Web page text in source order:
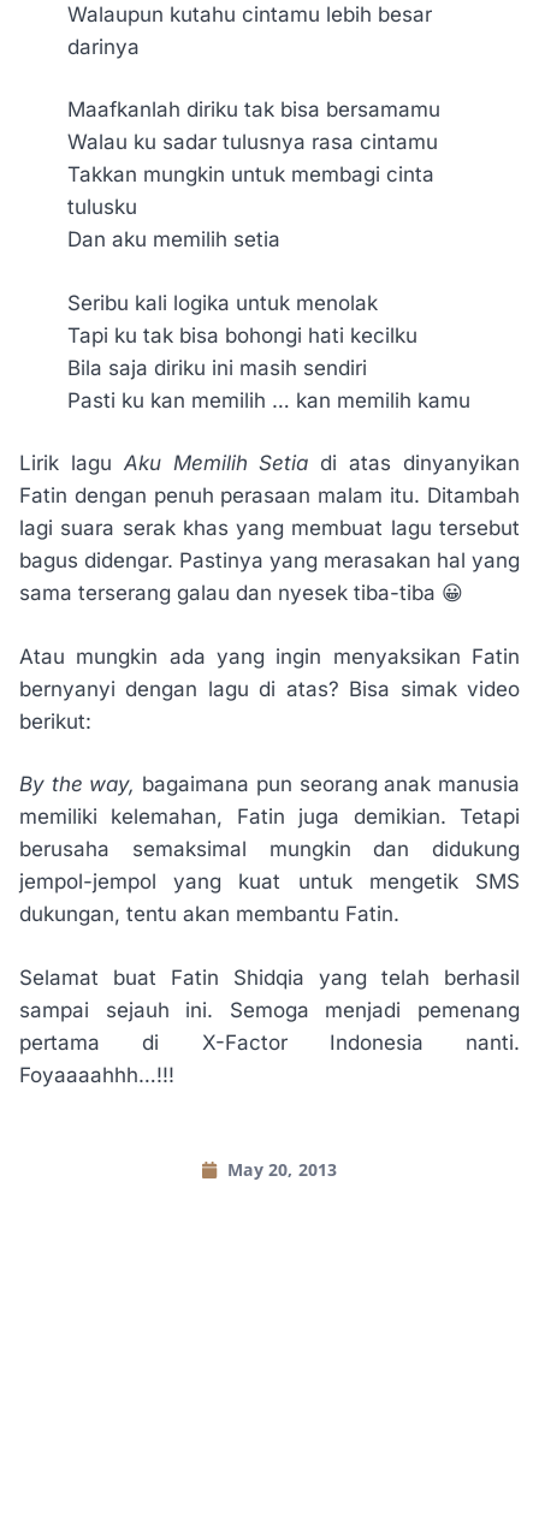
Walaupun kutahu cintamu lebih besar
darinya
Maafkanlah diriku tak bisa bersamamu
Walau ku sadar tulusnya rasa cintamu
Takkan mungkin untuk membagi cinta
tulusku
Dan aku memilih setia
Seribu kali logika untuk menolak
Tapi ku tak bisa bohongi hati kecilku
Bila saja diriku ini masih sendiri
Pasti ku kan memilih … kan memilih kamu
Lirik lagu Aku Memilih Setia di atas dinyanyikan
Fatin dengan penuh perasaan malam itu. Ditambah
lagi suara serak khas yang membuat lagu tersebut
bagus didengar. Pastinya yang merasakan hal yang
sama terserang galau dan nyesek tiba-tiba 😀
Atau mungkin ada yang ingin menyaksikan Fatin
bernyanyi dengan lagu di atas? Bisa simak video
berikut:
By the way, bagaimana pun seorang anak manusia
memiliki kelemahan, Fatin juga demikian. Tetapi
berusaha semaksimal mungkin dan didukung
jempol-jempol yang kuat untuk mengetik SMS
dukungan, tentu akan membantu Fatin.
Selamat buat Fatin Shidqia yang telah berhasil
sampai sejauh ini. Semoga menjadi pemenang
pertama di X-Factor Indonesia nanti.
Foyaaaahhh…!!!
May 20, 2013